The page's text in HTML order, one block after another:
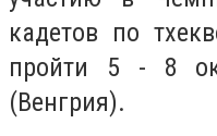
кадетов по
пройти 5 - 8
(Венгрия).